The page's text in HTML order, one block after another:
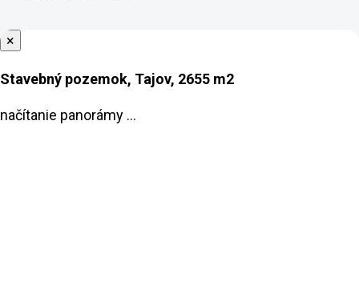
×
Stavebný pozemok, Tajov, 2655 m2
načítanie panorámy ...